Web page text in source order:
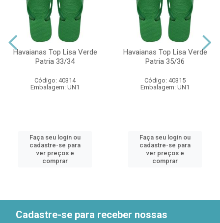
Havaianas Top Lisa Verde
Patria 33/34
Código: 40314
Embalagem: UN1
Faça seu login ou
cadastre-se para
ver preços e
comprar
Havaianas Top Lisa Verde
Patria 35/36
Código: 40315
Embalagem: UN1
Faça seu login ou
cadastre-se para
ver preços e
comprar
Cadastre-se para receber nossas